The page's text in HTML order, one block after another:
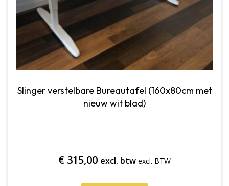
Slinger verstelbare Bureautafel (160x80cm met
nieuw wit blad)
€ 315,00 excl. btw